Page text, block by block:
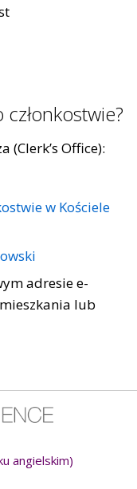
(Clerk’s Office):
w Kościele
adresie e-
lub
angielskim)